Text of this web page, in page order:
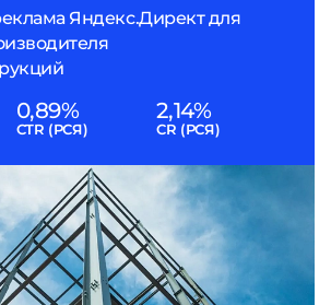
Яндекс.Директ для
0,89%
CTR (РСЯ)
2,14%
CR (РСЯ)